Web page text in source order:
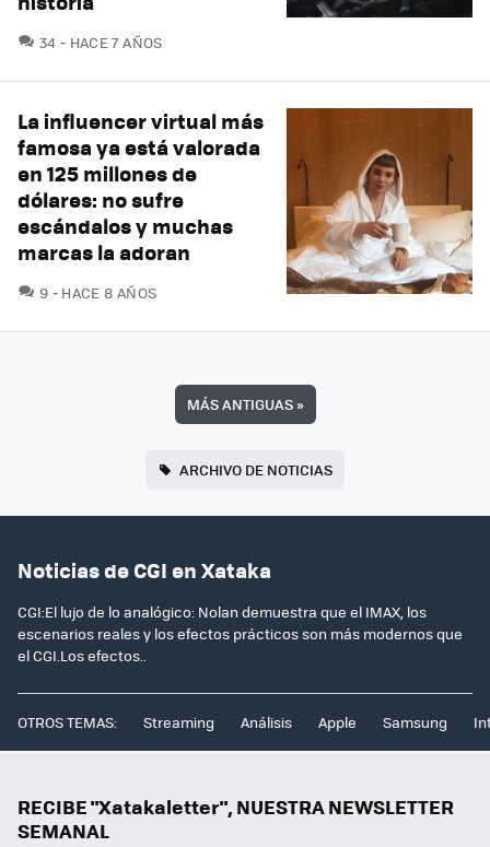
34 COMENTARIOS
HACE 7 AÑOS
La influencer virtual más
famosa ya está valorada
en 125 millones de
dólares: no sufre
escándalos y muchas
marcas la adoran
9 COMENTARIOS
HACE 8 AÑOS
MÁS ANTIGUAS»
ARCHIVO DE NOTICIAS
Noticias de CGI en Xataka
CGI:El lujo de lo analógico: Nolan demuestra que el IMAX, los
escenarios reales y los efectos prácticos son más modernos que
el CGI.Los efectos..
OTROS TEMAS: Streaming Análisis Apple Samsung
RECIBE "Xatakaletter", NUESTRA NEWSLETTER
SEMANAL